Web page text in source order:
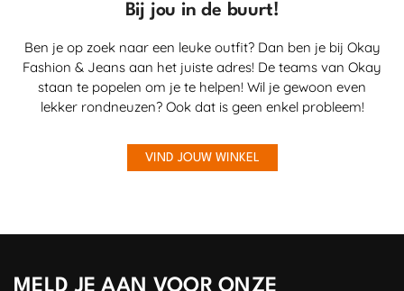
Bij jou in de buurt!
Ben je op zoek naar een leuke outfit? Dan ben je bij Okay
Fashion & Jeans aan het juiste adres! De teams van Okay
staan te popelen om je te helpen! Wil je gewoon even
lekker rondneuzen? Ook dat is geen enkel probleem!
VIND JOUW WINKEL
MELD JE AAN VOOR ONZE